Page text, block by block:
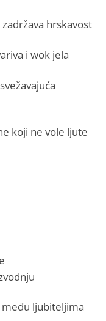
zadržava hrskavost
i wok jela
koji ne vole ljute
ljubiteljima